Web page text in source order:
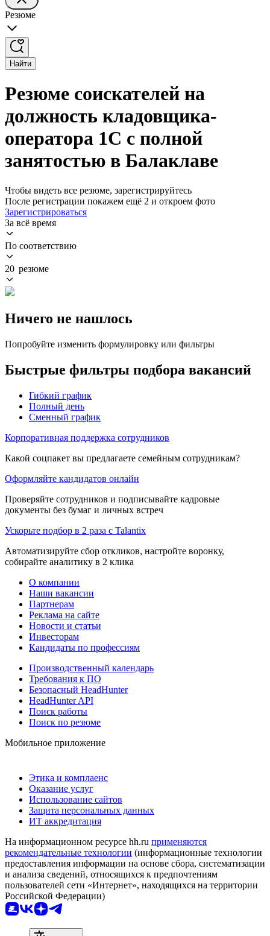
Резюме
Найти
Резюме соискателей на
должность кладовщика-
оператора 1С с полной
занятостью в Балаклаве
Чтобы видеть все резюме, зарегистрируйтесь
После регистрации покажем ещё 2 и откроем фото
Зарегистрироваться
За всё время
По соответствию
20 резюме
Ничего не нашлось
Попробуйте изменить формулировку или фильтры
Быстрые фильтры подбора вакансий
Гибкий график
Полный день
Сменный график
Корпоративная поддержка сотрудников
Какой соцпакет вы предлагаете семейным сотрудникам?
Оформляйте кандидатов онлайн
Проверяйте сотрудников и подписывайте кадровые
документы без бумаг и личных встреч
Ускорьте подбор в 2 раза с Talantix
Автоматизируйте сбор откликов, настройте воронку,
собирайте аналитику в 2 клика
О компании
Наши вакансии
Партнерам
Реклама на сайте
Новости и статьи
Инвесторам
Кандидаты по профессиям
Производственный календарь
Требования к ПО
Безопасный HeadHunter
HeadHunter API
Поиск работы
Поиск по резюме
Мобильное приложение
Этика и комплаенс
Оказание услуг
Использование сайтов
Защита персональных данных
ИТ аккредитация
На информационном ресурсе hh.ru применяются
рекомендательные технологии (информационные технологии
предоставления информации на основе сбора, систематизации
и анализа сведений, относящихся к предпочтениям
пользователей сети «Интернет», находящихся на территории
Российской Федерации)